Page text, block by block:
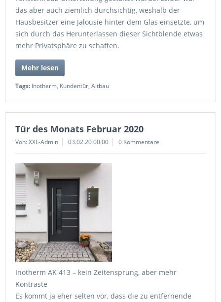
das aber auch ziemlich durchsichtig, weshalb der
Hausbesitzer eine Jalousie hinter dem Glas einsetzte, um
sich durch das Herunterlassen dieser Sichtblende etwas
mehr Privatsphäre zu schaffen.
Mehr lesen
Tags: Inotherm, Kundentür, Altbau
Tür des Monats Februar 2020
Von: XXL-Admin 03.02.20 00:00 0 Kommentare
Inotherm AK 413 – kein Zeitensprung, aber mehr
Kontraste
Es kommt ja eher selten vor, dass die zu entfernende